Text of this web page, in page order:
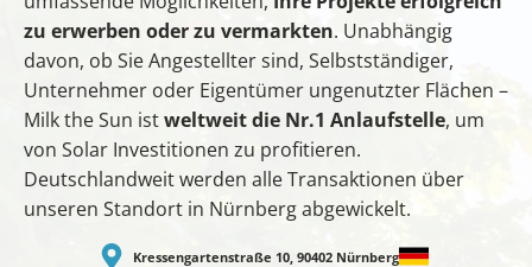
zu erwerben oder zu vermarkten. Unabhängig
davon, ob Sie Angestellter sind, Selbstständiger,
Unternehmer oder Eigentümer ungenutzter Flächen –
Milk the Sun istweltweit die Nr.1 Anlaufstelle, um
von Solar Investitionen zu profitieren.
Deutschlandweit werden alle Transaktionen über
unseren Standort in Nürnberg abgewickelt.
Kressengartenstraße 10, 90402 Nürnberg